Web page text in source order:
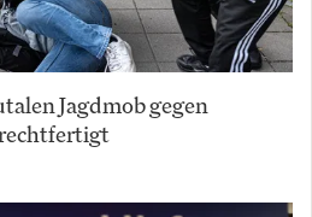
Jagdmob gegen